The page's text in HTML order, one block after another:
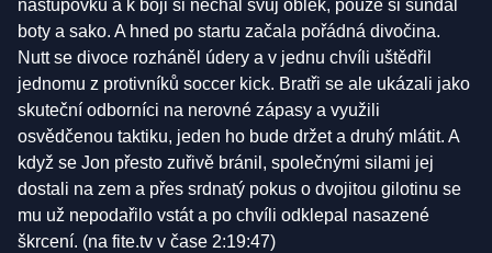
nástupovku a k boji si nechal svůj oblek, pouze si sundal
boty a sako. A hned po startu začala pořádná divočina.
Nutt se divoce rozháněl údery a v jednu chvíli uštědřil
jednomu z protivníků soccer kick. Bratři se ale ukázali jako
skuteční odborníci na nerovné zápasy a využili
osvědčenou taktiku, jeden ho bude držet a druhý mlátit. A
když se Jon přesto zuřivě bránil, společnými silami jej
dostali na zem a přes srdnatý pokus o dvojitou gilotinu se
mu už nepodařilo vstát a po chvíli odklepal nasazené
škrcení. (na fite.tv v čase 2:19:47)